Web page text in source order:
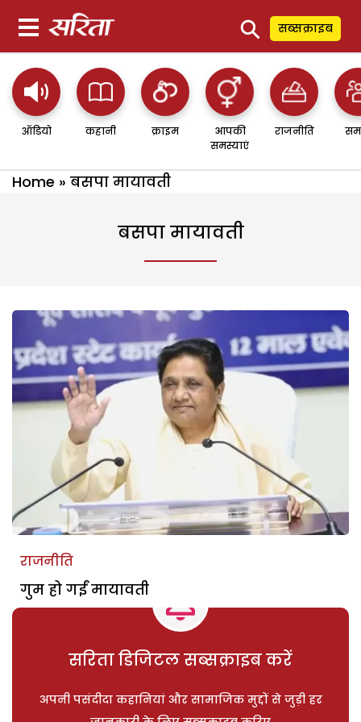
⚲ सब्सक्राइब
ऑडियो कहानी क्राइम
आपकी
समस्याएं
राजनीति
Home » बसपा मायावती
बसपा मायावती
राजनीति
गुम हो गईं मायावती
सरिता डिजिटल सब्सक्राइब करें
अपनी पसंदीदा कहानियां और सामाजिक मुद्दों से जुड़ी हर